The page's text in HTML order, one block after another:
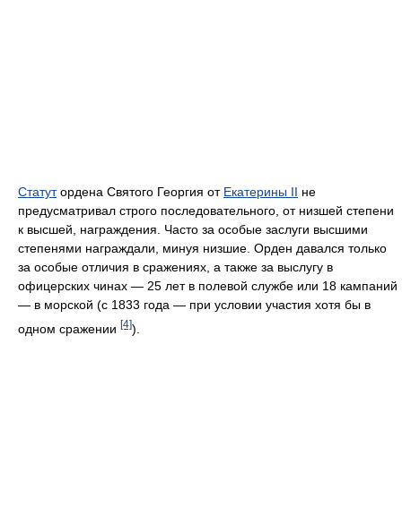
Статутордена Святого Георгия от Екатерины II не
предусматривал строго последовательного, от низшей степени
к высшей, награждения. Часто за особые заслуги высшими
степенями награждали, минуя низшие. Орден давался только
за особые отличия в сражениях, а также за выслугу в
офицерских чинах — 25 лет в полевой службе или 18 кампаний
— в морской (с 1833 года — при условии участия хотя бы в
одном сражении [4]).